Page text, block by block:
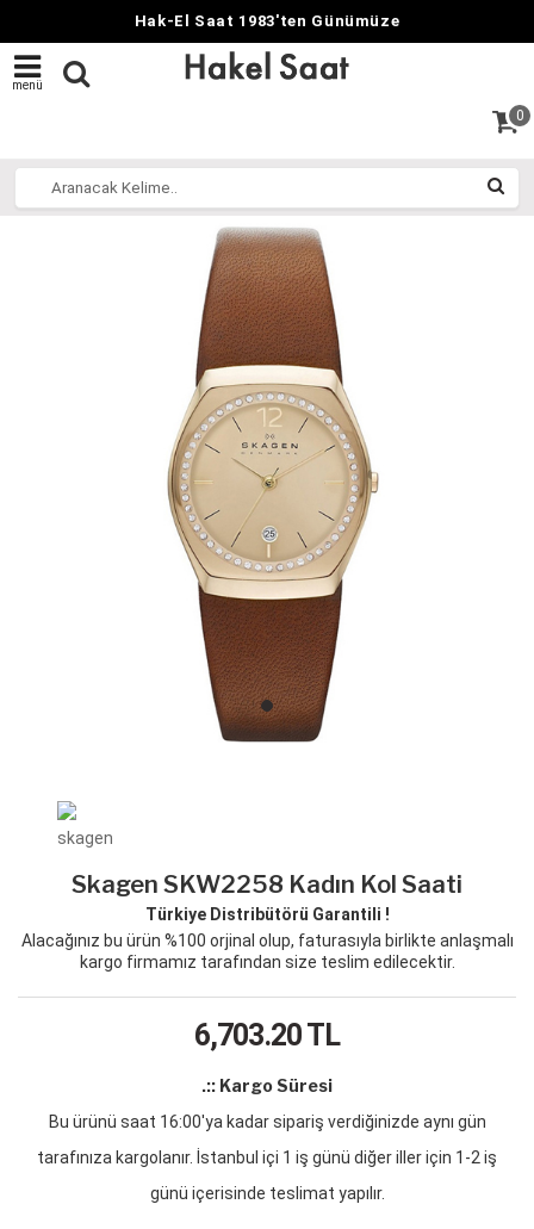
Hak-El Saat 1983'ten Günümüze
menü
0
Skagen SKW2258 Kadın Kol Saati
Türkiye Distribütörü Garantili !
Alacağınız bu ürün %100 orjinal olup, faturasıyla birlikte anlaşmalı
kargo firmamız tarafından size teslim edilecektir.
6,703.20TL
.:: Kargo Süresi
Bu ürünü saat 16:00'ya kadar sipariş verdiğinizde aynı gün
tarafınıza kargolanır. İstanbul içi 1 iş günü diğer iller için 1-2 iş
günü içerisinde teslimat yapılır.